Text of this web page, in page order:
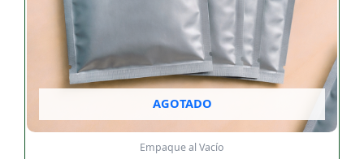
AGOTADO
Empaque al Vacío